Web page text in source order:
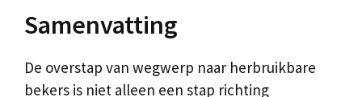
Samenvatting
De overstap van wegwerp naar herbruikbare
bekers is niet alleen een stap richting